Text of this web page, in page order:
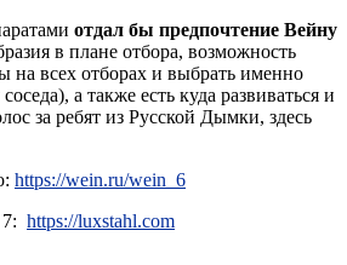
отдал бы предпочтение Вейну
в плане отбора, возможность
на всех отборах и выбрать именно
а также есть куда развиваться и
за ребят из Русской Дымки, здесь
https://wein.ru/wein_6
https://luxstahl.com